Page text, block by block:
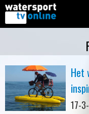
Motorboot-sloep
Home
Het
17-